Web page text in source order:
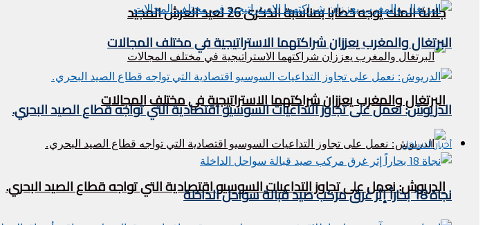
جلالة الملك يوجه خطابا بمناسبة الذكرى 26 لعيد العرش المجيد
البرتغال والمغرب يعززان شراكتهما الاستراتيجية في مختلف المجالات
الدريوش: نعمل على تجاوز التداعيات السوسيو اقتصادية التي تواجه قطاع الصيد البحري.
البرتغال والمغرب يعززان شراكتهما الاستراتيجية في مختلف المجالات
الدريوش: نعمل على تجاوز التداعيات السوسيو اقتصادية التي تواجه قطاع الصيد البحري.
أخبار الساحل
نجاة 18 بحاراً إثر غرق مركب صيد قبالة سواحل الداخلة